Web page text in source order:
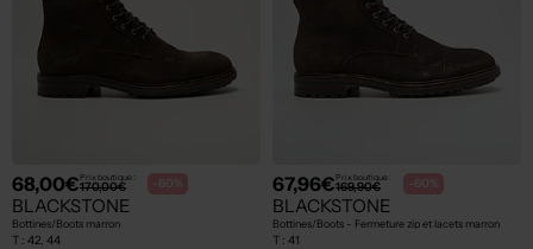
68,00€Prix boutique :
170,00€ -60%
BLACKSTONE
Bottines/Boots marron
T : 42, 44
67,96€Prix boutique :
169,90€ -60%
BLACKSTONE
Bottines/Boots - Fermeture zip et lacets marron
T : 41